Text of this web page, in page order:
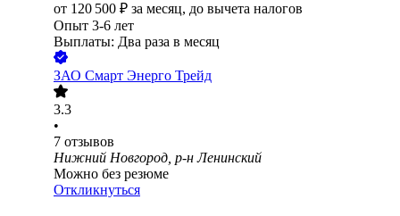
от 120 500 ₽ за месяц, до вычета налогов
Опыт 3-6 лет
Выплаты: Два раза в месяц
ЗАО Смарт Энерго Трейд
3.3
•
7 отзывов
Нижний Новгород, р-н Ленинский
Можно без резюме
Откликнуться